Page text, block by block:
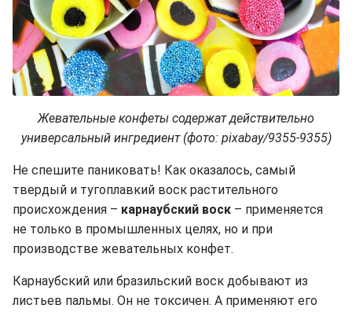
Жевательные конфеты содержат действительно
универсальный ингредиент (фото: pixabay/9355-9355)
Не спешите паниковать! Как оказалось, самый
твердый и тугоплавкий воск растительного
происхождения – карнаубский воск – применяется
не только в промышленных целях, но и при
производстве жевательных конфет.
Карнаубский или бразильский воск добывают из
листьев пальмы. Он не токсичен. А применяют его